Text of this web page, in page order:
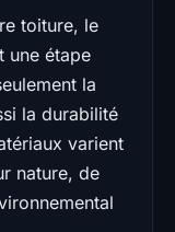
toiture, le
une étape
la
la durabilité
varient
nature, de